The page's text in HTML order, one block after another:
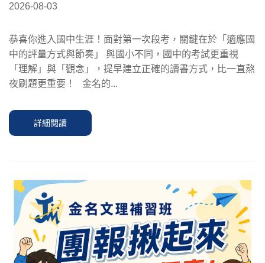
2026-08-03
恭喜你進入國中生涯！面對第一次段考，關鍵在於「適應國
中的評量方式與節奏」 與國小不同，國中的考試更重視
「理解」與「觀念」，提早建立正確的讀書方式，比一直熬
夜刷題更重要！ 金名的...
詳細閱讀